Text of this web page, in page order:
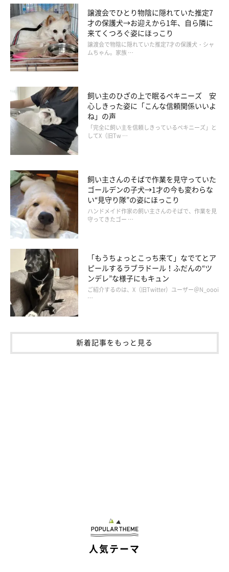
「これはいったい…」
譲渡会でひとり物陰に隠れていた推定7
才の保護犬→お迎えから1年、自ら隣に
来てくつろぐ姿にほっこり
譲渡会で物陰に隠れていた推定7才の保護犬・シャ
ムちゃん。家族 …
飼い主のひざの上で眠るペキニーズ 安
心しきった姿に「こんな信頼関係いいよ
ね」の声
「完全に飼い主を信頼しきっているペキニーズ」と
してX（旧Tw …
飼い主さんのそばで作業を見守っていた
ゴールデンの子犬→1才の今も変わらな
い“見守り隊”の姿にほっこり
ハンドメイド作家の飼い主さんのそばで、作業を見
守ってきたゴー …
「もうちょっとこっち来て」なでてとア
ピールするラブラドール！ふだんの“ツ
ンデレ”な様子にもキュン
ご紹介するのは、X（旧Twitter）ユーザー＠N_oooi
…
新着記事をもっと見る
人気テーマ